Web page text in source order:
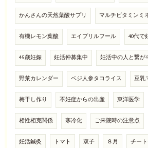
かんさんの天然葉酸サプリ マルチビタミンミ
有機レモン葉酸 エイプリルフール 40代で
45歳妊娠 妊活仲募集中 妊活中の人と繋が
野菜カレンダー ベジ人参タコライス 豆乳
梅干し作り 不妊症からの出産 東洋医学
相性相克関係 寒冷化 ご来院時の注意点
妊活鍼灸 トマト 双子 ８月 チー